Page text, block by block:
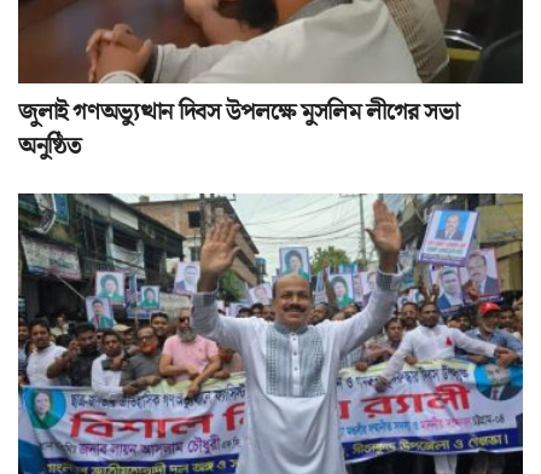
জুলাই গণঅভ্যুত্থান দিবস উপলক্ষে মুসলিম লীগের সভা
অনুষ্ঠিত